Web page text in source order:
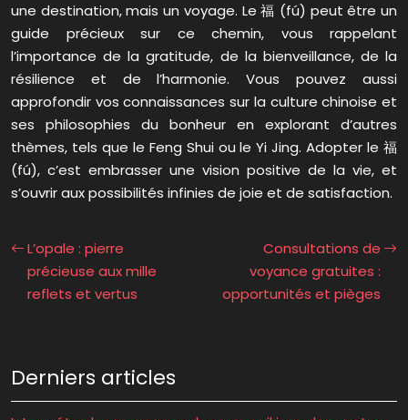
une destination, mais un voyage. Le 福 (fú) peut être un
guide précieux sur ce chemin, vous rappelant
l’importance de la gratitude, de la bienveillance, de la
résilience et de l’harmonie. Vous pouvez aussi
approfondir vos connaissances sur la culture chinoise et
ses philosophies du bonheur en explorant d’autres
thèmes, tels que le Feng Shui ou le Yi Jing. Adopter le 福
(fú), c’est embrasser une vision positive de la vie, et
s’ouvrir aux possibilités infinies de joie et de satisfaction.
L’opale : pierre
précieuse aux mille
reflets et vertus
Consultations de
voyance gratuites :
opportunités et pièges
Derniers articles